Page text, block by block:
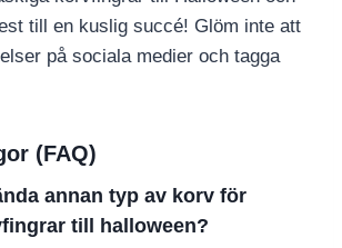
till en kuslig succé! Glöm inte att
på sociala medier och tagga
(FAQ)
annan typ av korv för
till halloween?